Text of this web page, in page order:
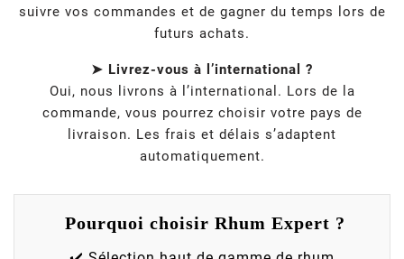
suivre vos commandes et de gagner du temps lors de
futurs achats.
➤ Livrez-vous à l’international ?
Oui, nous livrons à l’international. Lors de la
commande, vous pourrez choisir votre pays de
livraison. Les frais et délais s’adaptent
automatiquement.
Pourquoi choisir Rhum Expert ?